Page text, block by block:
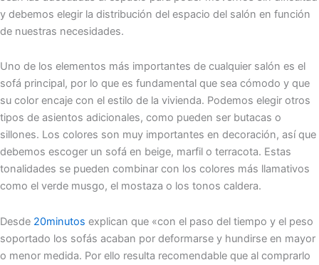
y debemos elegir la distribución del espacio del salón en función
de nuestras necesidades.
Uno de los elementos más importantes de cualquier salón es el
sofá principal, por lo que es fundamental que sea cómodo y que
su color encaje con el estilo de la vivienda. Podemos elegir otros
tipos de asientos adicionales, como pueden ser butacas o
sillones. Los colores son muy importantes en decoración, así que
debemos escoger un sofá en beige, marfil o terracota. Estas
tonalidades se pueden combinar con los colores más llamativos
como el verde musgo, el mostaza o los tonos caldera.
Desde 20minutos explican que «con el paso del tiempo y el peso
soportado los sofás acaban por deformarse y hundirse en mayor
o menor medida. Por ello resulta recomendable que al comprarlo